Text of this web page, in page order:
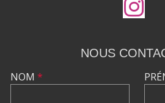
NOUS
NOM *